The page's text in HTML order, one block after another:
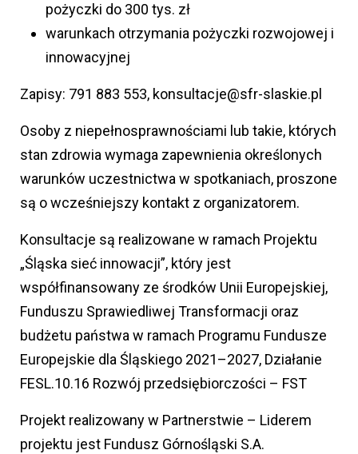
pożyczki do 300 tys. zł
warunkach otrzymania pożyczki rozwojowej i
innowacyjnej
Zapisy: 791 883 553, konsultacje@sfr-slaskie.pl
Osoby z niepełnosprawnościami lub takie, których
stan zdrowia wymaga zapewnienia określonych
warunków uczestnictwa w spotkaniach, proszone
są o wcześniejszy kontakt z organizatorem.
Konsultacje są realizowane w ramach Projektu
„Śląska sieć innowacji”, który jest
współfinansowany ze środków Unii Europejskiej,
Funduszu Sprawiedliwej Transformacji oraz
budżetu państwa w ramach Programu Fundusze
Europejskie dla Śląskiego 2021–2027, Działanie
FESL.10.16 Rozwój przedsiębiorczości – FST
Projekt realizowany w Partnerstwie – Liderem
projektu jest Fundusz Górnośląski S.A.